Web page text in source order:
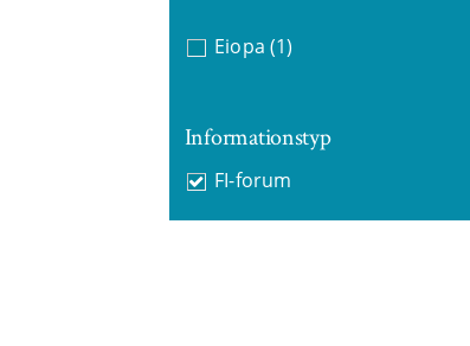
Eiopa (1)
Informationstyp
FI-forum